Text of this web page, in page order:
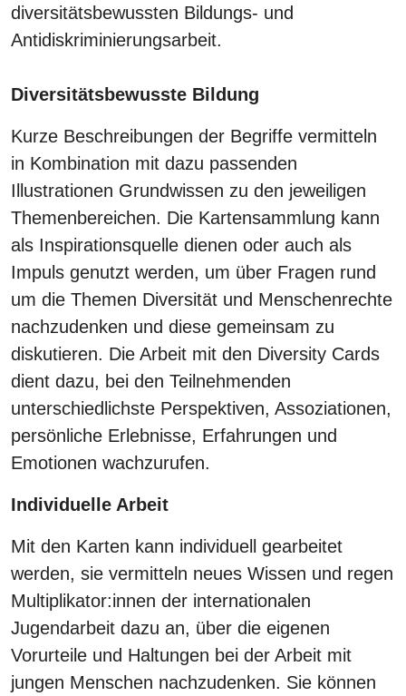
diversitätsbewussten Bildungs- und
Antidiskriminierungsarbeit.
Diversitätsbewusste Bildung
Kurze Beschreibungen der Begriffe vermitteln
in Kombination mit dazu passenden
Illustrationen Grundwissen zu den jeweiligen
Themenbereichen. Die Kartensammlung kann
als Inspirationsquelle dienen oder auch als
Impuls genutzt werden, um über Fragen rund
um die Themen Diversität und Menschenrechte
nachzudenken und diese gemeinsam zu
diskutieren. Die Arbeit mit den Diversity Cards
dient dazu, bei den Teilnehmenden
unterschiedlichste Perspektiven, Assoziationen,
persönliche Erlebnisse, Erfahrungen und
Emotionen wachzurufen.
Individuelle Arbeit
Mit den Karten kann individuell gearbeitet
werden, sie vermitteln neues Wissen und regen
Multiplikator:innen der internationalen
Jugendarbeit dazu an, über die eigenen
Vorurteile und Haltungen bei der Arbeit mit
jungen Menschen nachzudenken. Sie können